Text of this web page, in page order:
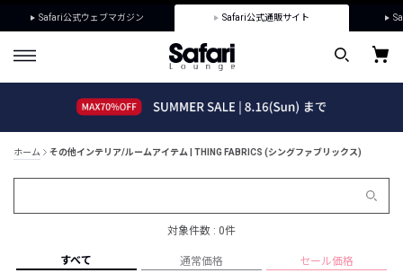
Safari公式ウェブマガジン Safari公式通販サイト
ホーム その他インテリア/ルームアイテム | THING FABRICS (シングファブリックス)
対象件数 : 0件
すべて 通常価格 セール価格